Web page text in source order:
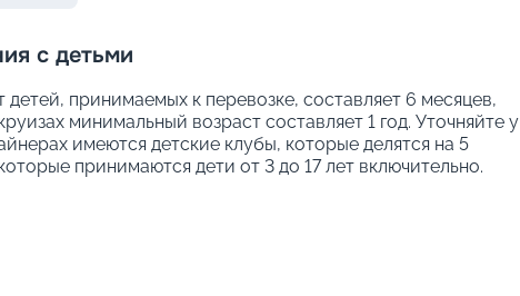
с детьми
принимаемых к перевозке, составляет 6 месяцев,
минимальный возраст составляет 1 год. Уточняйте у
имеются детские клубы, которые делятся на 5
принимаются дети от 3 до 17 лет включительно.